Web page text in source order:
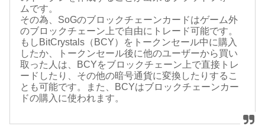
ムです。
その為、SoGのブロックチェーンカードはゲーム外
のブロックチェーン上で自由にトレード可能です。
もしBitCrystals（BCY）をトークンセール中に購入
したか、トークンセール後に他のユーザーから買い
取った人は、BCYをブロックチェーン上で直接トレ
ードしたり、その他の暗号通貨に変換したりするこ
とも可能です。また、BCYはブロックチェーンカー
ドの購入に使われます。